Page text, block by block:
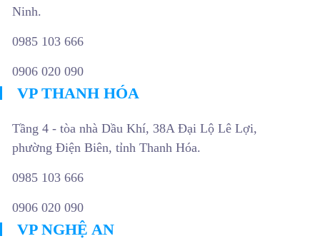
Ninh.
0985 103 666
0906 020 090
VP THANH HÓA
Tầng 4 - tòa nhà Dầu Khí, 38A Đại Lộ Lê Lợi,
phường Điện Biên, tỉnh Thanh Hóa.
0985 103 666
0906 020 090
VP NGHỆ AN